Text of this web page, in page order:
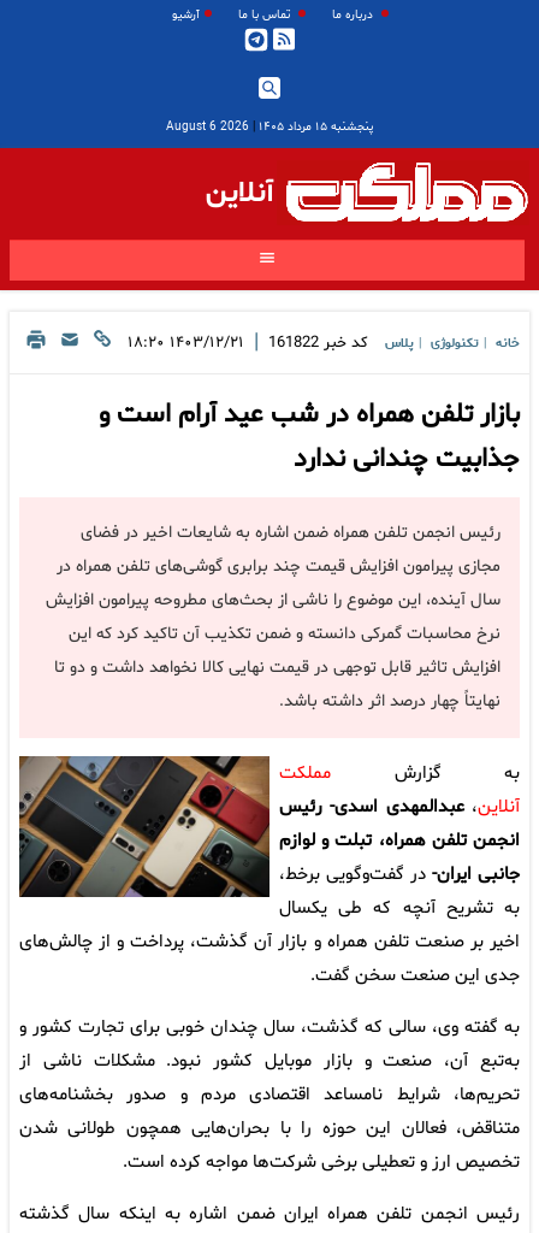
درباره ما تماس با ما آرشیو
پنجشنبه ۱۵ مرداد ۱۴۰۵ |
2026 August 6
آنلاین
خانه تکنولوژی پلاس کد خبر 161822
| ۱۴۰۳/۱۲/۲۱ ۱۸:۲۰
بازار تلفن همراه در شب عید آرام است و
جذابیت چندانی ندارد
رئیس انجمن تلفن همراه ضمن اشاره به شایعات اخیر در فضای
مجازی پیرامون افزایش قیمت چند برابری گوشی‌های تلفن همراه در
سال آینده، این موضوع را ناشی از بحث‌های مطروحه پیرامون افزایش
نرخ محاسبات گمرکی دانسته و ضمن تکذیب آن تاکید کرد که این
افزایش تاثیر قابل توجهی در قیمت نهایی کالا نخواهد داشت و دو تا
نهایتاً چهار درصد اثر داشته باشد.
به گزارش مملکت
آنلاین، عبدالمهدی اسدی- رئیس
انجمن تلفن همراه، تبلت و لوازم
جانبی ایران- در گفت‌وگویی برخط،
به تشریح آنچه که طی یکسال
اخیر بر صنعت تلفن همراه و بازار آن گذشت، پرداخت و از چالش‌های
جدی این صنعت سخن گفت.
به گفته وی، سالی که گذشت، سال چندان خوبی برای تجارت کشور و
به‌تبع آن، صنعت و بازار موبایل کشور نبود. مشکلات ناشی از
تحریم‌ها، شرایط نامساعد اقتصادی مردم و صدور بخشنامه‌های
متناقض، فعالان این حوزه را با بحران‌هایی همچون طولانی شدن
تخصیص ارز و تعطیلی برخی شرکت‌ها مواجه کرده است.
رئیس انجمن تلفن همراه ایران ضمن اشاره به اینکه سال گذشته